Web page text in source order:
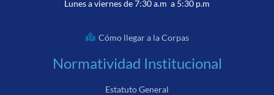
Lunes a viernes de 7:30 a.m a 5:30 p.m
Cómo llegar a la Corpas
Normatividad Institucional
Estatuto General